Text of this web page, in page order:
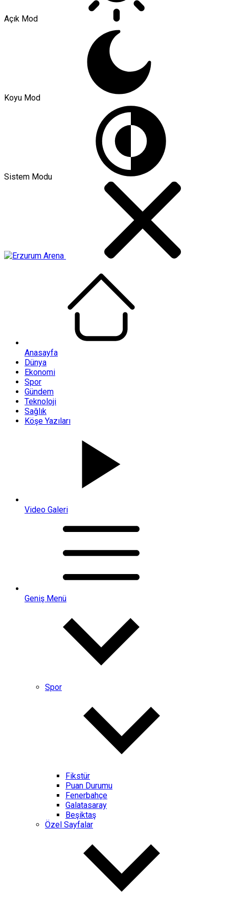
Açık Mod
Koyu Mod
Sistem Modu
Anasayfa
Dünya
Ekonomi
Spor
Gündem
Teknoloji
Sağlık
Köşe Yazıları
Video Galeri
Geniş Menü
Spor
Fikstür
Puan Durumu
Fenerbahçe
Galatasaray
Beşiktaş
Özel Sayfalar